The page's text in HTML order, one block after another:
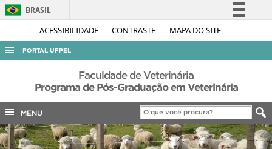
ACESSIBILIDADE CONTRASTE MAPA DO SITE
BRASIL
Simplifique!
Acesso à informação
Legislação
Canais
PORTAL UFPEL
ACESSO À INFORMAÇÃO
AUDITORIA
COBALTO
CONCURSOS
Faculdade de Veterinária
Programa de Pós-Graduação em Veterinária
MENU